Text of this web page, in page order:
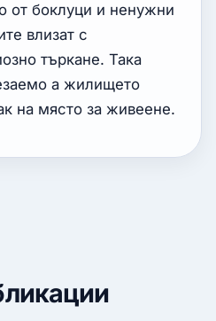
от боклуци и ненужни
влизат с
търкане. Така
а жилището
на място за живеене.